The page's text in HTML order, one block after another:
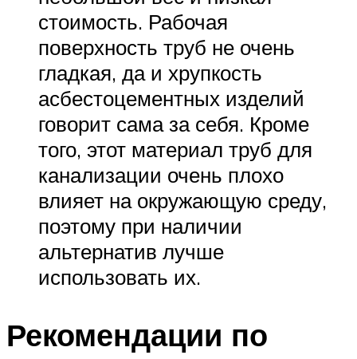
стоимость. Рабочая
поверхность труб не очень
гладкая, да и хрупкость
асбестоцементных изделий
говорит сама за себя. Кроме
того, этот материал труб для
канализации очень плохо
влияет на окружающую среду,
поэтому при наличии
альтернатив лучше
использовать их.
Рекомендации по